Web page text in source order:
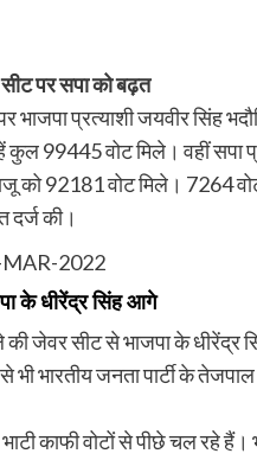
पर सपा को बढ़त
भाजपा प्रत्याशी जयवीर सिंह
कुल 99445 वोट मिले। वहीं सपा
को 92181 वोट मिले। 7264
दर्ज की।
2022
के धीरेंद्र सिंह आगे
की जेवर सीट से भाजपा के धीरेंद्र
भी भारतीय जनता पार्टी के
काफी वोटों से पीछे चल रहे हैं।